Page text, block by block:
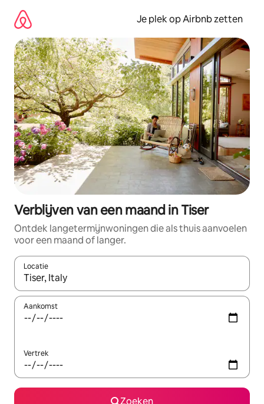
direct
naar
inhoud
Je plek op Airbnb zetten
Verblijven van een maand in Tiser
Ontdek langetermijnwoningen die als thuis aanvoelen
voor een maand of langer.
Locatie
Wanneer er resultaten beschikbaar zijn, maak je een keuze
Aankomst
Vertrek
Zoeken